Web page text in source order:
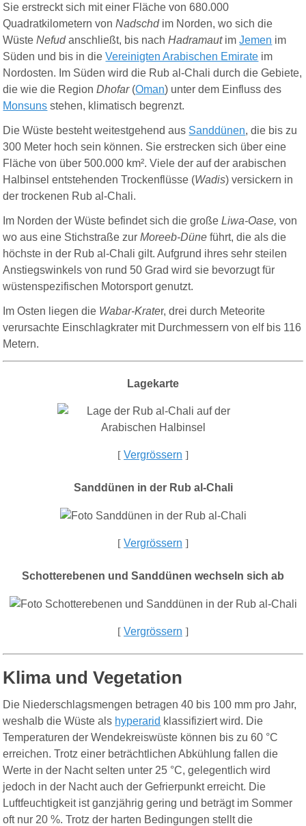
Sie erstreckt sich mit einer Fläche von 680.000
Quadratkilometern vonNadschdim Norden, wo sich die
WüsteNefudanschließt, bis nachHadramautimJemen im
Süden und bis in dieVereinigten Arabischen Emirate im
Nordosten. Im Süden wird die Rub al-Chali durch die Gebiete,
die wie die RegionDhofar(Oman) unter dem Einfluss des
Monsuns stehen, klimatisch begrenzt.
Die Wüste besteht weitestgehend aus Sanddünen, die bis zu
300 Meter hoch sein können. Sie erstrecken sich über eine
Fläche von über 500.000 km². Viele der auf der arabischen
Halbinsel entstehenden Trockenflüsse (Wadis) versickern in
der trockenen Rub al-Chali.
Im Norden der Wüste befindet sich die großeLiwa-Oase, von
wo aus eine Stichstraße zurMoreeb-Düne führt, die als die
höchste in der Rub al-Chali gilt. Aufgrund ihres sehr steilen
Anstiegswinkels von rund 50 Grad wird sie bevorzugt für
wüstenspezifischen Motorsport genutzt.
Im Osten liegen die Wabar-Krater, drei durch Meteorite
verursachte Einschlagkrater mit Durchmessern von elf bis 116
Metern.
Lagekarte
[ Vergrössern ]
Sanddünen in der Rub al-Chali
[ Vergrössern ]
Schotterebenen und Sanddünen wechseln sich ab
[ Vergrössern ]
Klima und Vegetation
Die Niederschlagsmengen betragen 40 bis 100 mm pro Jahr,
weshalb die Wüste als hyperarid klassifiziert wird. Die
Temperaturen der Wendekreiswüste können bis zu 60 °C
erreichen. Trotz einer beträchtlichen Abkühlung fallen die
Werte in der Nacht selten unter 25 °C, gelegentlich wird
jedoch in der Nacht auch der Gefrierpunkt erreicht. Die
Luftfeuchtigkeit ist ganzjährig gering und beträgt im Sommer
oft nur 20 %. Trotz der harten Bedingungen stellt die